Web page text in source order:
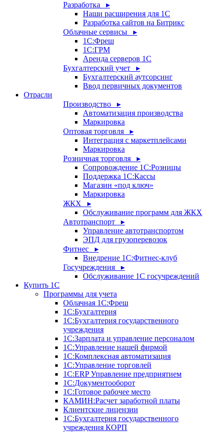
Разработка ▸
Наши расширения для 1С
Разработка сайтов на Битрикс
Облачные сервисы ▸
1С:Фреш
1С:ГРМ
Аренда серверов 1С
Бухгалтерский учет ▸
Бухгалтерский аутсорсинг
Ввод первичных документов
Отрасли
Производство ▸
Автоматизация производства
Маркировка
Оптовая торговля ▸
Интеграция с маркетплейсами
Маркировка
Розничная торговля ▸
Сопровождение 1С:Розницы
Поддержка 1С:Кассы
Магазин «под ключ»
Маркировка
ЖКХ ▸
Обслуживание программ для ЖКХ
Автотранспорт ▸
Управление автотранспортом
ЭПД для грузоперевозок
Фитнес ▸
Внедрение 1С:Фитнес-клуб
Госучреждения ▸
Обслуживание 1С госучреждений
Купить 1С
Программы для учета
Облачная 1С:Фреш
1С:Бухгалтерия
1С:Бухгалтерия государственного
учреждения
1С:Зарплата и управление персоналом
1С:Управление нашей фирмой
1С:Комплексная автоматизация
1С:Управление торговлей
1С:ERP Управление предприятием
1С:Документооборот
1C:Готовое рабочее место
КАМИН:Расчет заработной платы
Клиентские лицензии
1С:Бухгалтерия государственного
учреждения КОРП